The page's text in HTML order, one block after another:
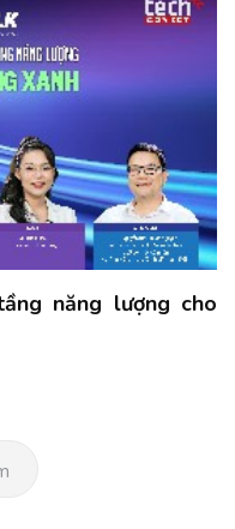
năng lượng cho